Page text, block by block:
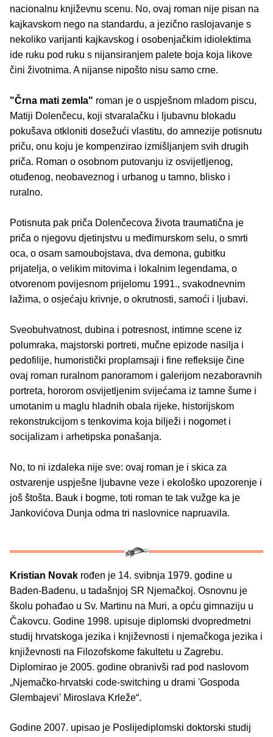
nacionalnu književnu scenu. No, ovaj roman nije pisan na
kajkavskom nego na standardu, a jezično raslojavanje s
nekoliko varijanti kajkavskog i osobenjačkim idiolektima
ide ruku pod ruku s nijansiranjem palete boja koja likove
čini životnima. A nijanse nipošto nisu samo crne.
"Črna mati zemla" roman je o uspješnom mladom piscu,
Matiji Dolenčecu, koji stvaralačku i ljubavnu blokadu
pokušava otkloniti dosežući vlastitu, do amnezije potisnutu
priču, onu koju je kompenzirao izmišljanjem svih drugih
priča. Roman o osobnom putovanju iz osvijetljenog,
otuđenog, neobaveznog i urbanog u tamno, blisko i
ruralno.
Potisnuta pak priča Dolenčecova života traumatična je
priča o njegovu djetinjstvu u međimurskom selu, o smrti
oca, o osam samoubojstava, dva demona, gubitku
prijatelja, o velikim mitovima i lokalnim legendama, o
otvorenom povijesnom prijelomu 1991., svakodnevnim
lažima, o osjećaju krivnje, o okrutnosti, samoći i ljubavi.
Sveobuhvatnost, dubina i potresnost, intimne scene iz
polumraka, majstorski portreti, mučne epizode nasilja i
pedofilije, humoristički proplamsaji i fine refleksije čine
ovaj roman ruralnom panoramom i galerijom nezaboravnih
portreta, hororom osvijetljenim svijećama iz tamne šume i
umotanim u maglu hladnih obala rijeke, historijskom
rekonstrukcijom s tenkovima koja bilježi i nogomet i
socijalizam i arhetipska ponašanja.
No, to ni izdaleka nije sve: ovaj roman je i skica za
ostvarenje uspješne ljubavne veze i ekološko upozorenje i
još štošta. Bauk i bogme, toti roman te tak vužge ka je
Jankovićova Dunja odma tri naslovnice napruavila.
Kristian Novak rođen je 14. svibnja 1979. godine u
Baden-Badenu, u tadašnjoj SR Njemačkoj. Osnovnu je
školu pohađao u Sv. Martinu na Muri, a opću gimnaziju u
Čakovcu. Godine 1998. upisuje diplomski dvopredmetni
studij hrvatskoga jezika i književnosti i njemačkoga jezika i
književnosti na Filozofskome fakultetu u Zagrebu.
Diplomirao je 2005. godine obranivši rad pod naslovom
„Njemačko-hrvatski code-switching u drami 'Gospoda
Glembajevi' Miroslava Krleže“.
Godine 2007. upisao je Poslijediplomski doktorski studij